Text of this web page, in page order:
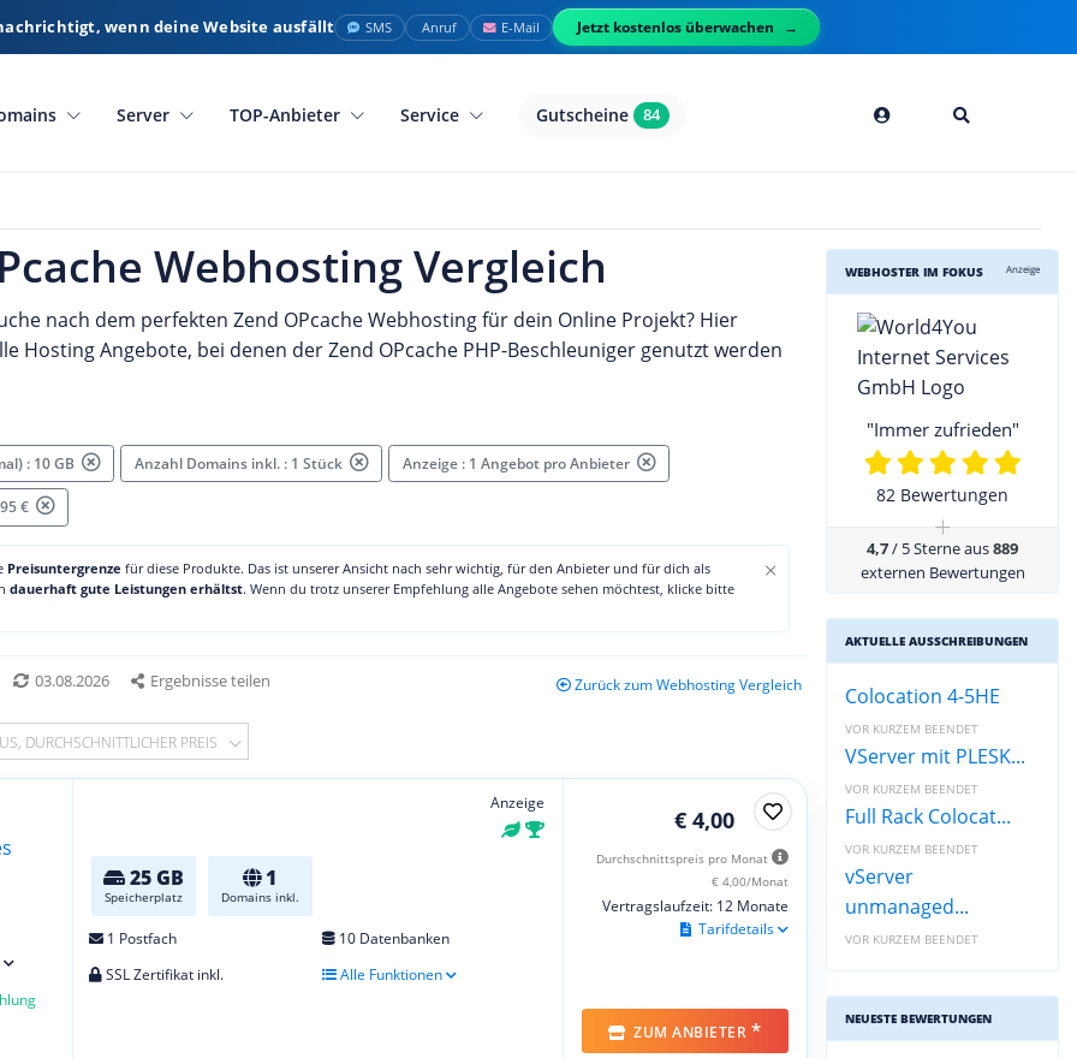
wenn deine Website ausfällt SMS Anruf E-Mail Jetzt kostenlos überwachen
Server TOP-Anbieter Service Gutscheine 84
Webhosting Vergleich
nach dem perfekten Zend OPcache Webhosting für dein Online Projekt? Hier
Hosting Angebote, bei denen derZend OPcache PHP-Beschleuniger genutzt werden
: 10 GB Anzahl Domains inkl. : 1 Stück Anzeige : 1 Angebot pro Anbieter
€
×
Preisuntergrenze für diese Produkte. Das ist unserer Ansicht nach sehr wichtig, für den Anbieter und für dich als
dauerhaft gute Leistungen erhältst. Wenn du trotz unserer Empfehlung alle Angebote sehen möchtest, klicke bitte
03.08.2026 Ergebnisse teilen Zurück zum Webhosting Vergleich
DURCHSCHNITTLICHER PREIS
Anzeige
25 GB
Speicherplatz
1
Domains inkl.
1 Postfach
10 Datenbanken
SSL Zertifikat inkl.
Alle Funktionen
€ 4,00
Durchschnittspreis pro Monat
€ 4,00/Monat
Vertragslaufzeit: 12 Monate
Tarifdetails
ZUM ANBIETER *
WEBHOSTER IM FOKUS Anzeige
"Immer zufrieden"
82 Bewertungen
+
4,7/ 5 Sterne aus889
externen Bewertungen
AKTUELLE AUSSCHREIBUNGEN
Colocation 4-5HE
VOR KURZEM BEENDET
VServer mit PLESK...
VOR KURZEM BEENDET
Full Rack Colocat...
VOR KURZEM BEENDET
vServer
unmanaged...
VOR KURZEM BEENDET
NEUESTE BEWERTUNGEN